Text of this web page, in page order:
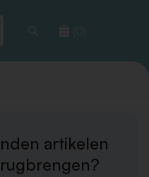
(0)
artikelen